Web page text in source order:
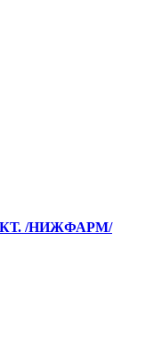
/НИЖФАРМ/